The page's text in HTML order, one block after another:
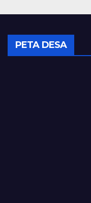
PETA DESA